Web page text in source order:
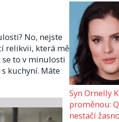
No, nejste
relikvii, která mě
se to v minulosti
kuchyní. Máte
Syn Ornelly
proměnou:
nestačí